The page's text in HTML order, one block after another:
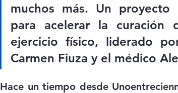
muchos más. Un proyecto
para acelerar la curación
ejercicio físico, liderado
Carmen Fiuza y el médico
Hace un tiempo desde